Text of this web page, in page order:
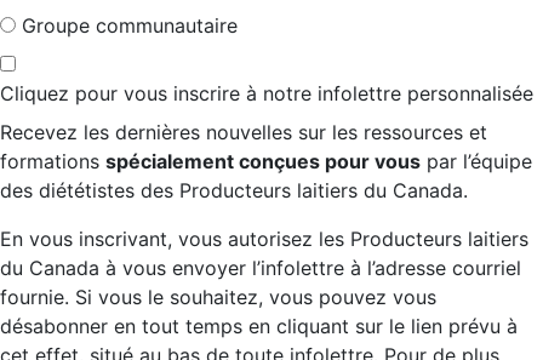
Groupe communautaire
Cliquez pour vous inscrire à notre infolettre personnalisée
Recevez les dernières nouvelles sur les ressources et
formations spécialement conçues pour vous par l’équipe
des diététistes des Producteurs laitiers du Canada.
En vous inscrivant, vous autorisez les Producteurs laitiers
du Canada à vous envoyer l’infolettre à l’adresse courriel
fournie. Si vous le souhaitez, vous pouvez vous
désabonner en tout temps en cliquant sur le lien prévu à
cet effet, situé au bas de toute infolettre. Pour de plus